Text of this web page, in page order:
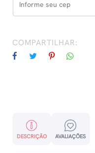
COMPARTILHAR:
DESCRIÇÃO AVALIAÇÕES